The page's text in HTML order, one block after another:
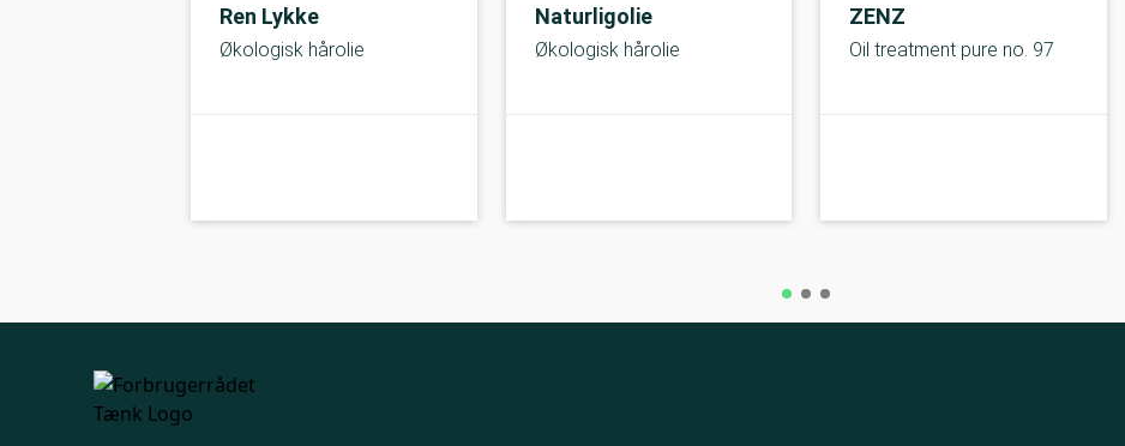
Ren Lykke
Økologisk hårolie
Naturligolie
Økologisk hårolie
ZENZ
Oil treatment pure no. 97